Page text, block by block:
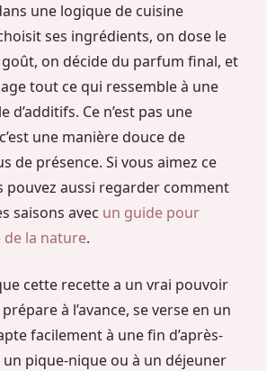
une logique de cuisine
ses ingrédients, on dose le
on décide du parfum final, et
tout ce qui ressemble à une
d’additifs. Ce n’est pas une
une manière douce de
de présence. Si vous aimez ce
pouvez aussi regarder comment
saisons avec un guide pour
la nature.
cette recette a un vrai pouvoir
à l’avance, se verse en un
facilement à une fin d’après-
pique-nique ou à un déjeuner